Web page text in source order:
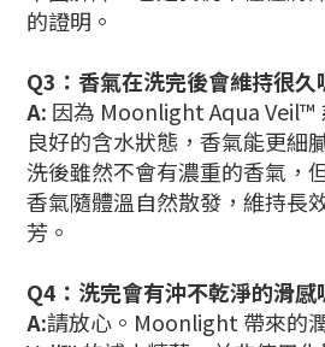
的證明。
Q3：香氣在洗完後會維持很久
A: 因為 Moonlight Aqua Veil™
良好的含水狀態，香氣能更細
洗後雖然不會有濃重的香氣，
香氣隨體溫自然散發，維持長
芳。
Q4：洗完會有沖不乾淨的滑感
A:請放心。Moonlight 帶來的